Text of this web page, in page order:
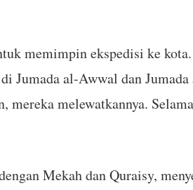
memimpin ekspedisi ke
Jumada al-Awwal dan
melewatkannya.
Mekah dan Quraisy,